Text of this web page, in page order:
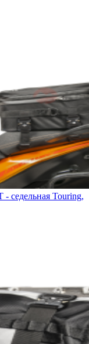
седельная Touring,